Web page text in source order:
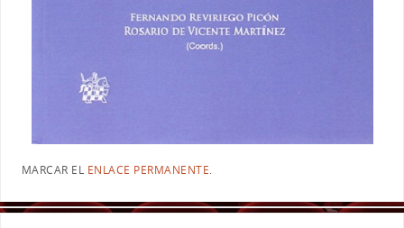
MARCAR EL ENLACE PERMANENTE.